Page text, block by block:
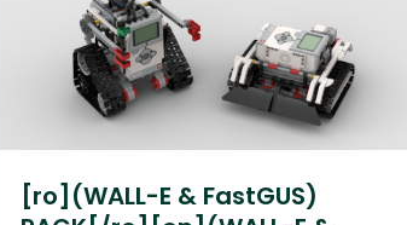
[ro](WALL-E & FastGUS)